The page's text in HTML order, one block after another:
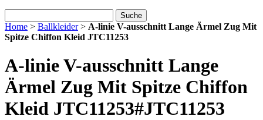
Suche
Home > Ballkleider> A-linie V-ausschnitt Lange Ärmel Zug Mit
Spitze Chiffon Kleid JTC11253
A-linie V-ausschnitt Lange
Ärmel Zug Mit Spitze Chiffon
Kleid JTC11253#JTC11253